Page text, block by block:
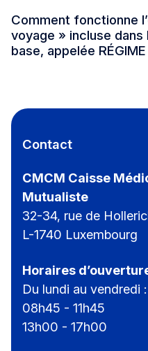
Comment fonctionne
voyage » incluse
base, appelée
Contact
CMCM Caisse
Mutualiste
32-34, rue de
L-1740 Luxembourg
Horaires
Du lundi au vendredi :
08h45 - 11h45
13h00 - 17h00